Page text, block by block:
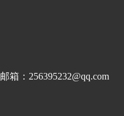
邮箱：256395232@qq.com